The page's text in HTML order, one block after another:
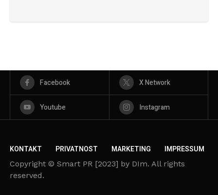
Facebook X Network
Youtube Instagram
KONTAKT PRIVATNOST MARKETING IMPRESSUM
Copyright © Smart PR [2023] by DIm. All rights
reserved.